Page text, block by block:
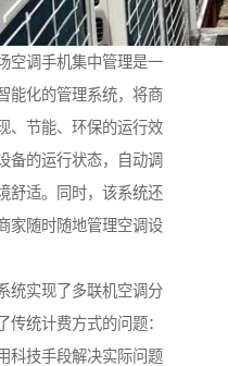
空调手机集中管理是一
能化的管理系统，将商
、节能、环保的运行效
备的运行状态，自动调
舒适。同时，该系统还
家随时随地管理空调设
统实现了多联机空调分
传统计费方式的问题：
科技手段解决实际问题